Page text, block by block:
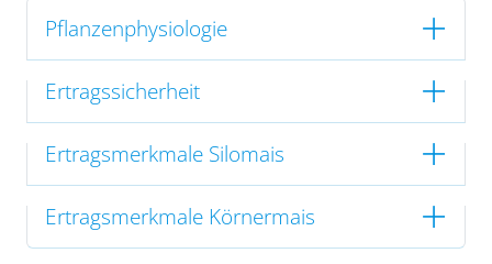
Pflanzenphysiologie
Ertragssicherheit
Ertragsmerkmale Silomais
Ertragsmerkmale Körnermais